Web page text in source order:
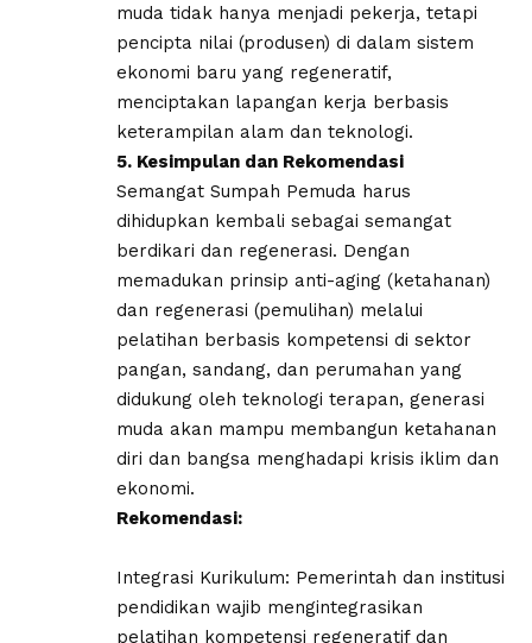
muda tidak hanya menjadi pekerja, tetapi
pencipta nilai (produsen) di dalam sistem
ekonomi baru yang regeneratif,
menciptakan lapangan kerja berbasis
keterampilan alam dan teknologi.
​5. Kesimpulan dan Rekomendasi
​Semangat Sumpah Pemuda harus
dihidupkan kembali sebagai semangat
berdikari dan regenerasi. Dengan
memadukan prinsip anti-aging (ketahanan)
dan regenerasi (pemulihan) melalui
pelatihan berbasis kompetensi di sektor
pangan, sandang, dan perumahan yang
didukung oleh teknologi terapan, generasi
muda akan mampu membangun ketahanan
diri dan bangsa menghadapi krisis iklim dan
ekonomi.
Rekomendasi:
​Integrasi Kurikulum: Pemerintah dan institusi
pendidikan wajib mengintegrasikan
pelatihan kompetensi regeneratif dan